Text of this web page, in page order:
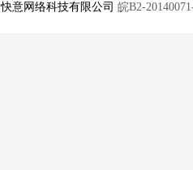
意网络科技有限公司 皖B2-